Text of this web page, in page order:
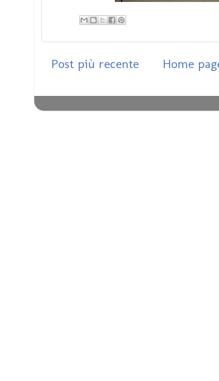
Post più recente Home